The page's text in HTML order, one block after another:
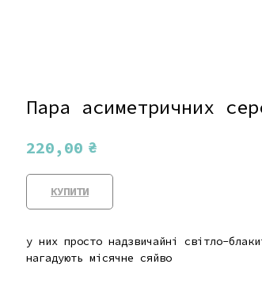
Пара асиметричних
220,00 ₴
КУПИТИ
у них просто надзвичайні світло-
нагадують місячне сяйво